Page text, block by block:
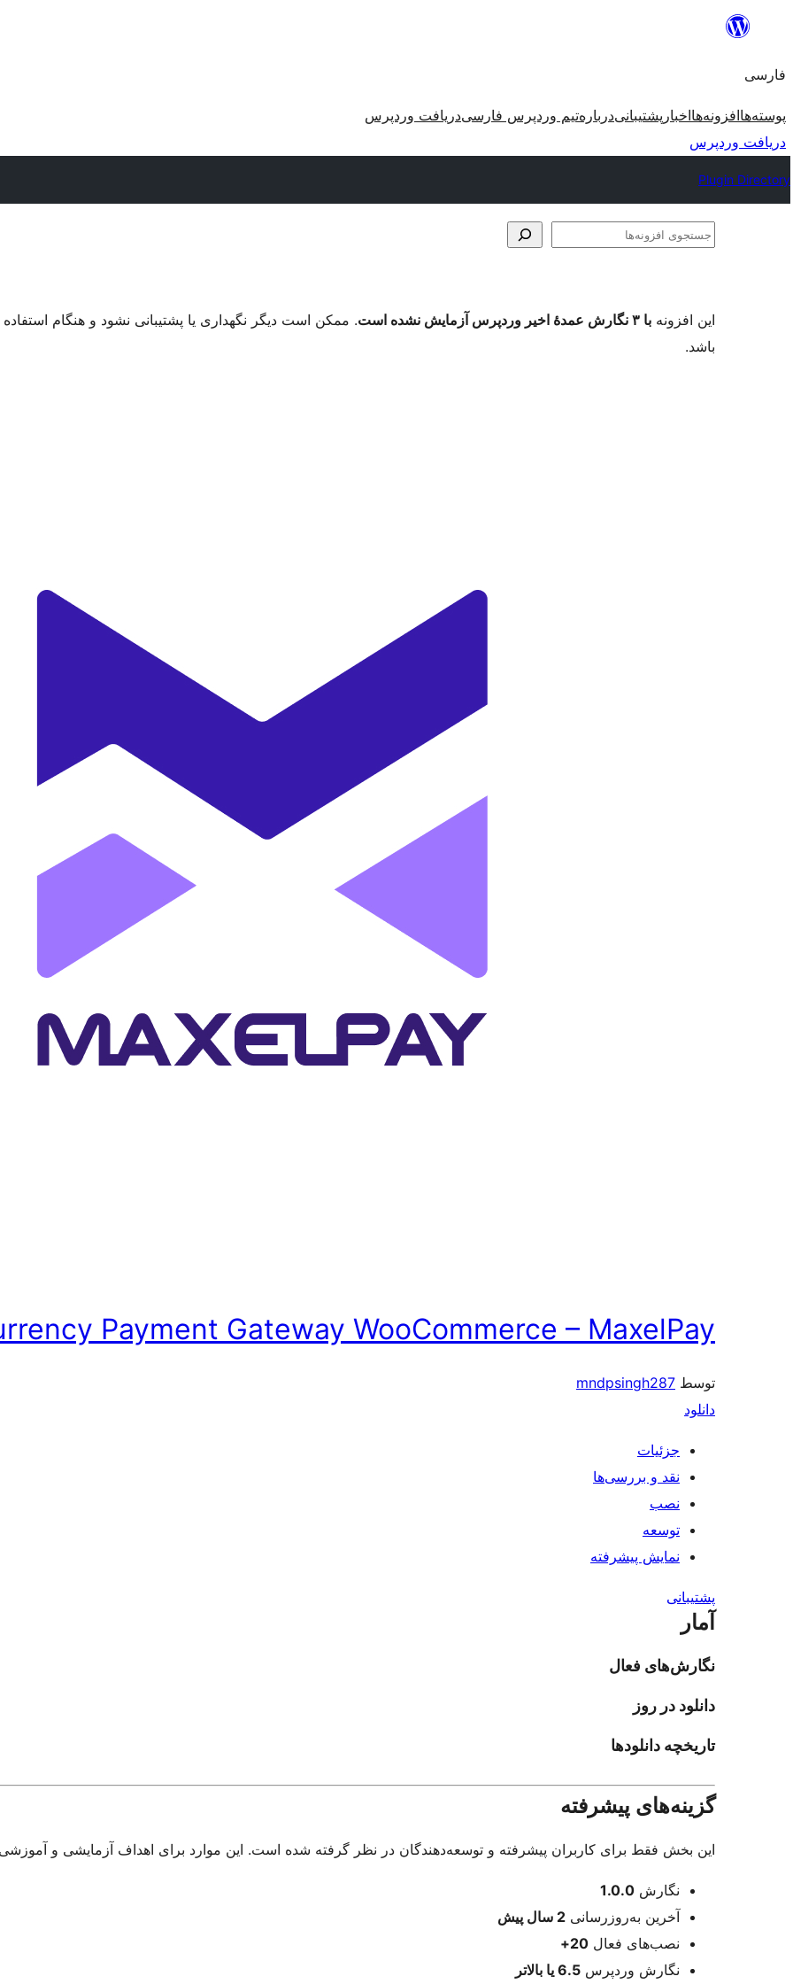
محتوا
فارسی
پوسته‌هاافزونه‌هااخبار پشتیبانیدربارهتیم وردپرس فارسیدریافت وردپرس
دریافت وردپرس
Plugin Directory
جستجوی
این افزونه با ۳ نگارش عمدهٔ اخیر وردپرس آزمایش نشده است
. ممکن است دیگر نگهداری یا پشتیبانی نشود و هنگام
باشد.
Payment Gateway WooCommerce – MaxelPay
توسط mndpsingh287
دانلود
جزئیات
نقد و بررسی‌ها
نصب
توسعه
نمایش پیشرفته
پشتیبانی
آمار
نگارش‌های فعال
دانلود در روز
تاریخچه دانلودها
گزینه‌های پیشرفته
این بخش فقط برای کاربران پیشرفته و توسعه‌دهندگان در نظر گرفته شده است. این موارد برای اهداف آزمایشی و آموزشی
اطلاعات
نگارش 1.0.0
آخرین به‌روزرسانی 2 سال
پیش
نصب‌های فعال 20+
نگارش وردپرس 6.5 یا بالاتر